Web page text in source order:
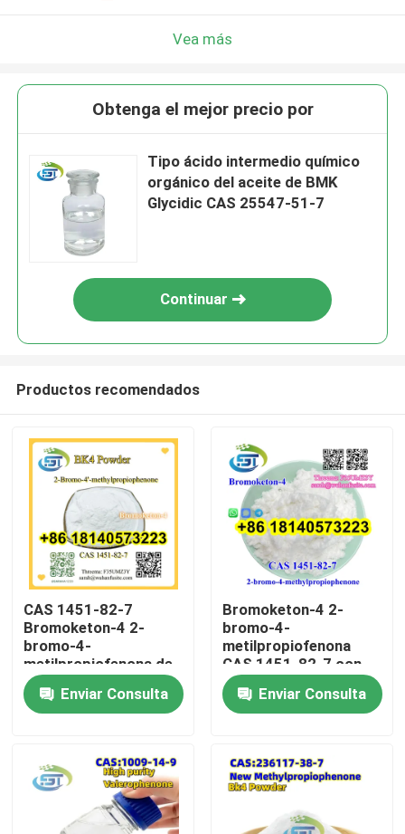
Hogar
Productos
Sobre nosotros
Vea más
Obtenga el mejor precio por
Tipo ácido intermedio químico
orgánico del aceite de BMK
Glycidic CAS 25547-51-7
Continuar
Productos recomendados
CAS 1451-82-7
Bromoketon-4 2-
bromo-4-
metilpropiofenona de
alta pureza
Enviar Consulta
Bromoketon-4 2-
bromo-4-
metilpropiofenona
CAS 1451-82-7 con
alta pureza
Enviar Consulta